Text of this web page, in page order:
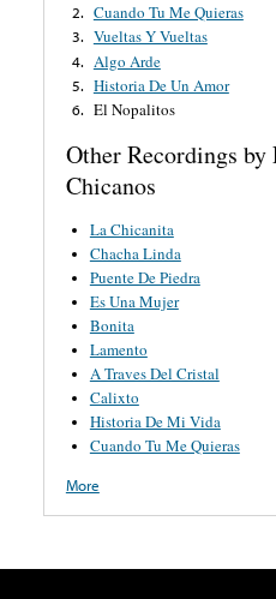
2. Cuando Tu Me Quieras
3. Vueltas Y Vueltas
4. Algo Arde
5. Historia De Un Amor
6. El Nopalitos
Other Recordings by
Chicanos
La Chicanita
Chacha Linda
Puente De Piedra
Es Una Mujer
Bonita
Lamento
A Traves Del Cristal
Calixto
Historia De Mi Vida
Cuando Tu Me Quieras
More